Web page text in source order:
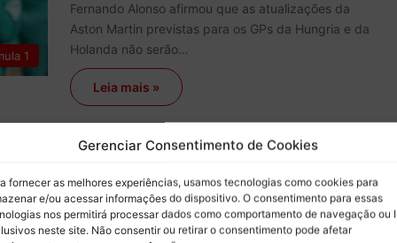
Gerenciar Consentimento de Cookies
fornecer as melhores experiências, usamos tecnologias como cookies para
e/ou acessar informações do dispositivo. O consentimento para essas
nos permitirá processar dados como comportamento de navegação ou
neste site. Não consentir ou retirar o consentimento pode afetar
1
Fernando Alonso afirmou que as atualizações da
Aston Martin previstas para os GPs da Hungria e da
Holanda não serão…
Leia mais »
Após meses difíceis, Leclerc
reencontra caminho das vitórias
com a Ferrari em Silverstone